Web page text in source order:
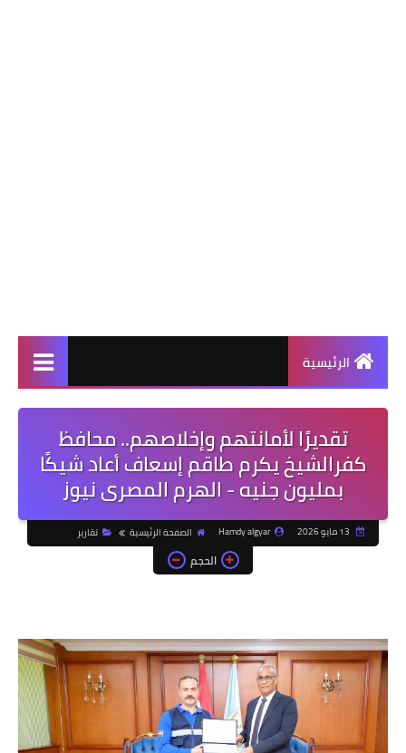
الرئيسية
تقديرًا لأمانتهم وإخلاصهم.. محافظ
كفرالشيخ يكرم طاقم إسعاف أعاد شيكًا
بمليون جنيه - الهرم المصرى نيوز
Hamdy algyar الصفحة الرئيسية تقارير
الحجم